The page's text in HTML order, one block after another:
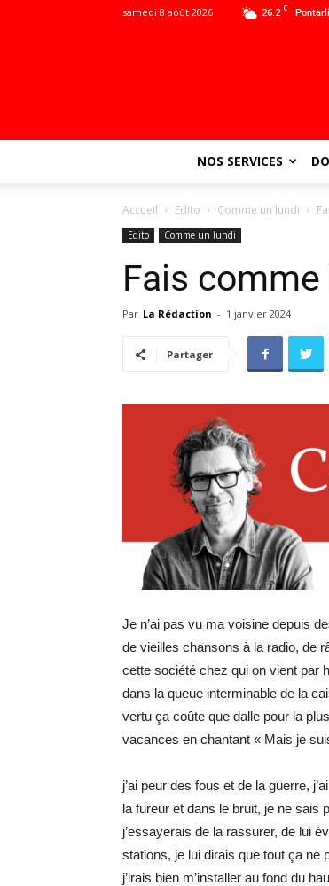
26.2 C
samedi 8 août 2026
NOS SERVICES
Accueil Edito Comme un lundi
Edito Comme un lundi
Fais
Par La Rédaction - 1 janvier 2024
Partager
Je n’ai pas vu ma voisine depuis
de vieilles chansons à la radio, de
cette société chez qui on vient par
dans la queue interminable de la
vertu ça coûte que dalle pour la
vacances en chantant « Mais je
j’ai peur des fous et de la guerre,
la fureur et dans le bruit, je ne sais
j’essayerais de la rassurer, de lui
stations, je lui dirais que tout ça ne
j’irais bien m’installer au fond du